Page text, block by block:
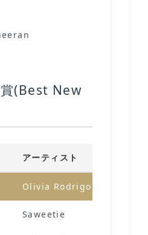
(Best New
アーティスト
Olivia Rodrigo
Saweetie